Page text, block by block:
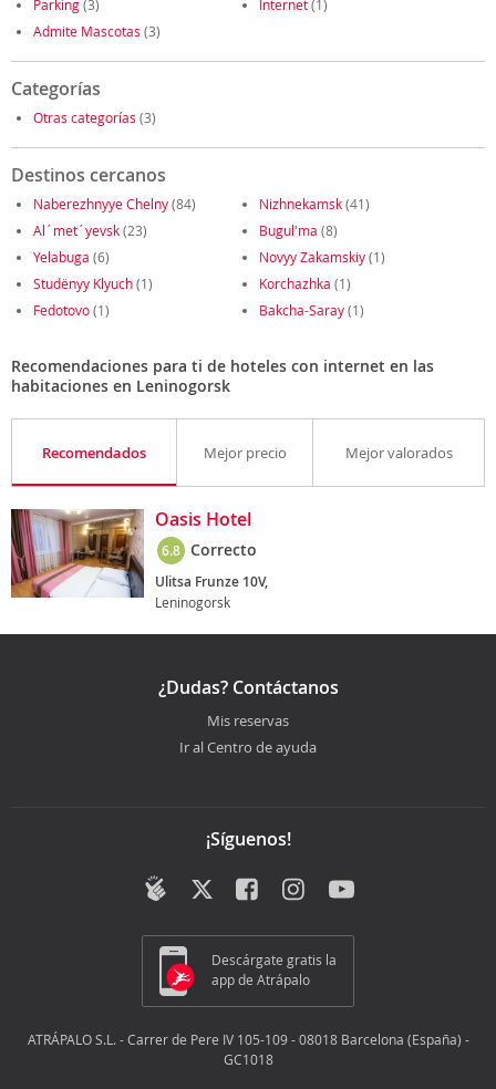
Parking(3) Internet(1)
Admite Mascotas (3)
Categorías
Otras categorías (3)
Destinos cercanos
Naberezhnyye Chelny(84) Nizhnekamsk(41)
Al´met´yevsk(23) Bugul'ma (8)
Yelabuga (6) Novyy Zakamskiy(1)
Studënyy Klyuch(1) Korchazhka (1)
Fedotovo(1) Bakcha-Saray(1)
Recomendaciones para ti de hoteles con internet en las
habitaciones en Leninogorsk
Recomendados Mejor precio Mejor valorados
Oasis Hotel
6.8 Correcto
Ulitsa Frunze 10V,
Leninogorsk
¿Dudas? Contáctanos
Mis reservas
Ir al Centro de ayuda
¡Síguenos!
Descárgate gratis la
app de Atrápalo
ATRÁPALO S.L. - Carrer de Pere IV 105-109 - 08018 Barcelona (España) -
GC1018